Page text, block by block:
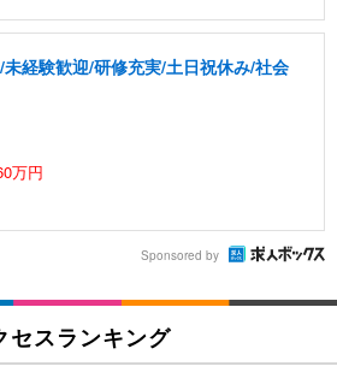
経験歓迎/研修充実/土日祝休み/社会
万円
Sponsored by
セスランキング